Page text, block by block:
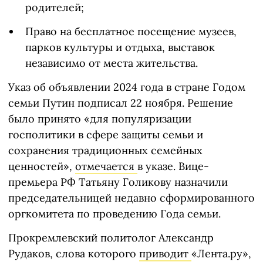
родителей;
Право на бесплатное посещение музеев,
парков культуры и отдыха, выставок
независимо от места жительства.
Указ об объявлении 2024 года в стране Годом
семьи Путин подписал 22 ноября. Решeние
было принято «для популяризации
госполитики в сфeре защиты семьи и
сохранения традиционных семeйных
ценностей», отмечается в указе. Вице-
премьера РФ Татьяну Голикову назначили
председательницей недавно сформированного
оргкомитета по проведeнию Года семьи.
Прокремлевский политолог Александр
Рудаков, слова которого приводит «Лента.ру»,